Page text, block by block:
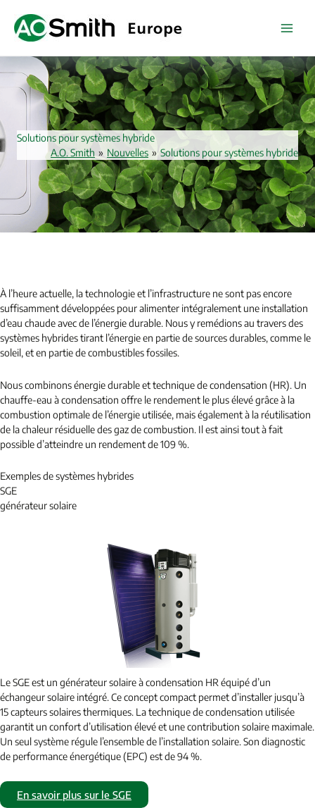
content
Solutions pour systèmes hybride
A.O. Smith » Nouvelles » Solutions pour systèmes hybride
À l’heure actuelle, la technologie et l’infrastructure ne sont pas encore
suffisamment développées pour alimenter intégralement une installation
d’eau chaude avec de l’énergie durable. Nous y remédions au travers des
systèmes hybrides tirant l’énergie en partie de sources durables, comme le
soleil, et en partie de combustibles fossiles.
Nous combinons énergie durable et technique de condensation (HR). Un
chauffe-eau à condensation offre le rendement le plus élevé grâce à la
combustion optimale de l’énergie utilisée, mais également à la réutilisation
de la chaleur résiduelle des gaz de combustion. Il est ainsi tout à fait
possible d’atteindre un rendement de 109 %.
Exemples de systèmes hybrides
SGE
générateur solaire
Le SGE est un générateur solaire à condensation HR équipé d’un
échangeur solaire intégré. Ce concept compact permet d’installer jusqu’à
15 capteurs solaires thermiques. La technique de condensation utilisée
garantit un confort d’utilisation élevé et une contribution solaire maximale.
Un seul système régule l’ensemble de l’installation solaire. Son diagnostic
de performance énergétique (EPC) est de 94 %.
En savoir plus sur le SGE